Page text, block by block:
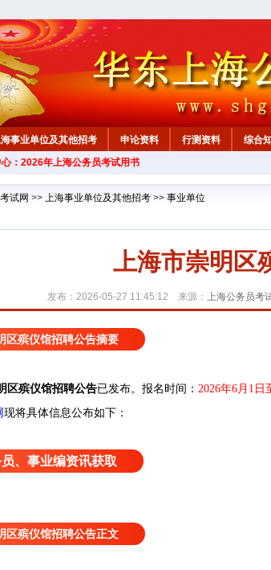
事业单位及其他招考 申论资料 行测资料 综合
：2026年上海公务员考试用书
试网 >> 上海事业单位及其他招考 >> 事业单位
上海市崇明区
发布：2026-05-27 11:45:12 来源： 上海公务员考
区殡仪馆招聘公告摘要
区殡仪馆招聘公告已发布。 报名时间： 2026年6月1日
现将具体信息公布如下：
、事业编资讯获取
区殡仪馆招聘公告正文